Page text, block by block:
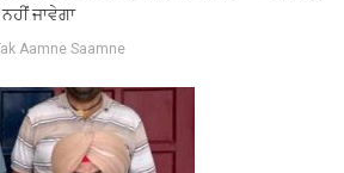
ਜਾਵੇਗਾ
Aamne Saamne